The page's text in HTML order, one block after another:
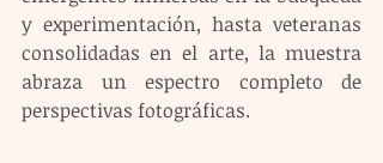
y experimentación, hasta veteranas
consolidadas en el arte, la muestra
abraza un espectro completo de
perspectivas fotográficas.